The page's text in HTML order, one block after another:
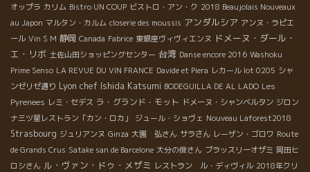
オップラ カリム Bistro UN COUP ビストロ・アン・ク 2018 Beaujolais Nouveaux
au Japon マルタン・カルム closerie des moussis アンダルシア アンヌ・ラピエ
ール Vin S M 静岡 Canada Fabrice 東銀座ヴィヴィエンヌ ドメーヌ・ダール・
エ・リボ 土佐山田ショッピングセンター 台湾 Danse encore 2016 Washoku
Prime Senso LA REVUE DU VIN FRANCE Davide et Piera レカール lot 0205 シャ
ンゼリゼ通り Lyon chef Ishida Katsumi BODEGUILLA DE AL LADO Les
Pyrenees レミ・セデス ラ・グランド・モット ドメーヌ・シャンベルタン ジロン
ナ三ツ星レストラン「カン・ロカ」
ジュール・ショヴェ Nouveau Laforest2018
Strasbourg ジュリアンヌ Ginza 大園 弘さん サラさん レーザン・ゴロワ Route
de Grands Crus Satake san de Barcelone 大分の俊さん ブラッスリーオザミ 岡田ヒ
ロシさん ル・ヴァン・ドゥ・メザミ レストラン ル・ディヴィル 2018年クリ